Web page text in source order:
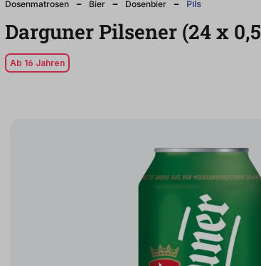
Dosenmatrosen Bier Dosenbier Pils
Darguner Pilsener (24 x 0,5
Ab 16 Jahren